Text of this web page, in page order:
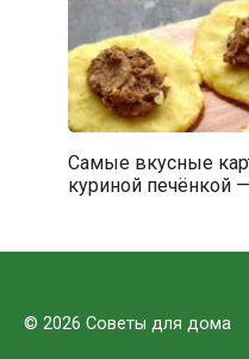
Самые вкусные
куриной печёнкой
© 2026 Советы для дома